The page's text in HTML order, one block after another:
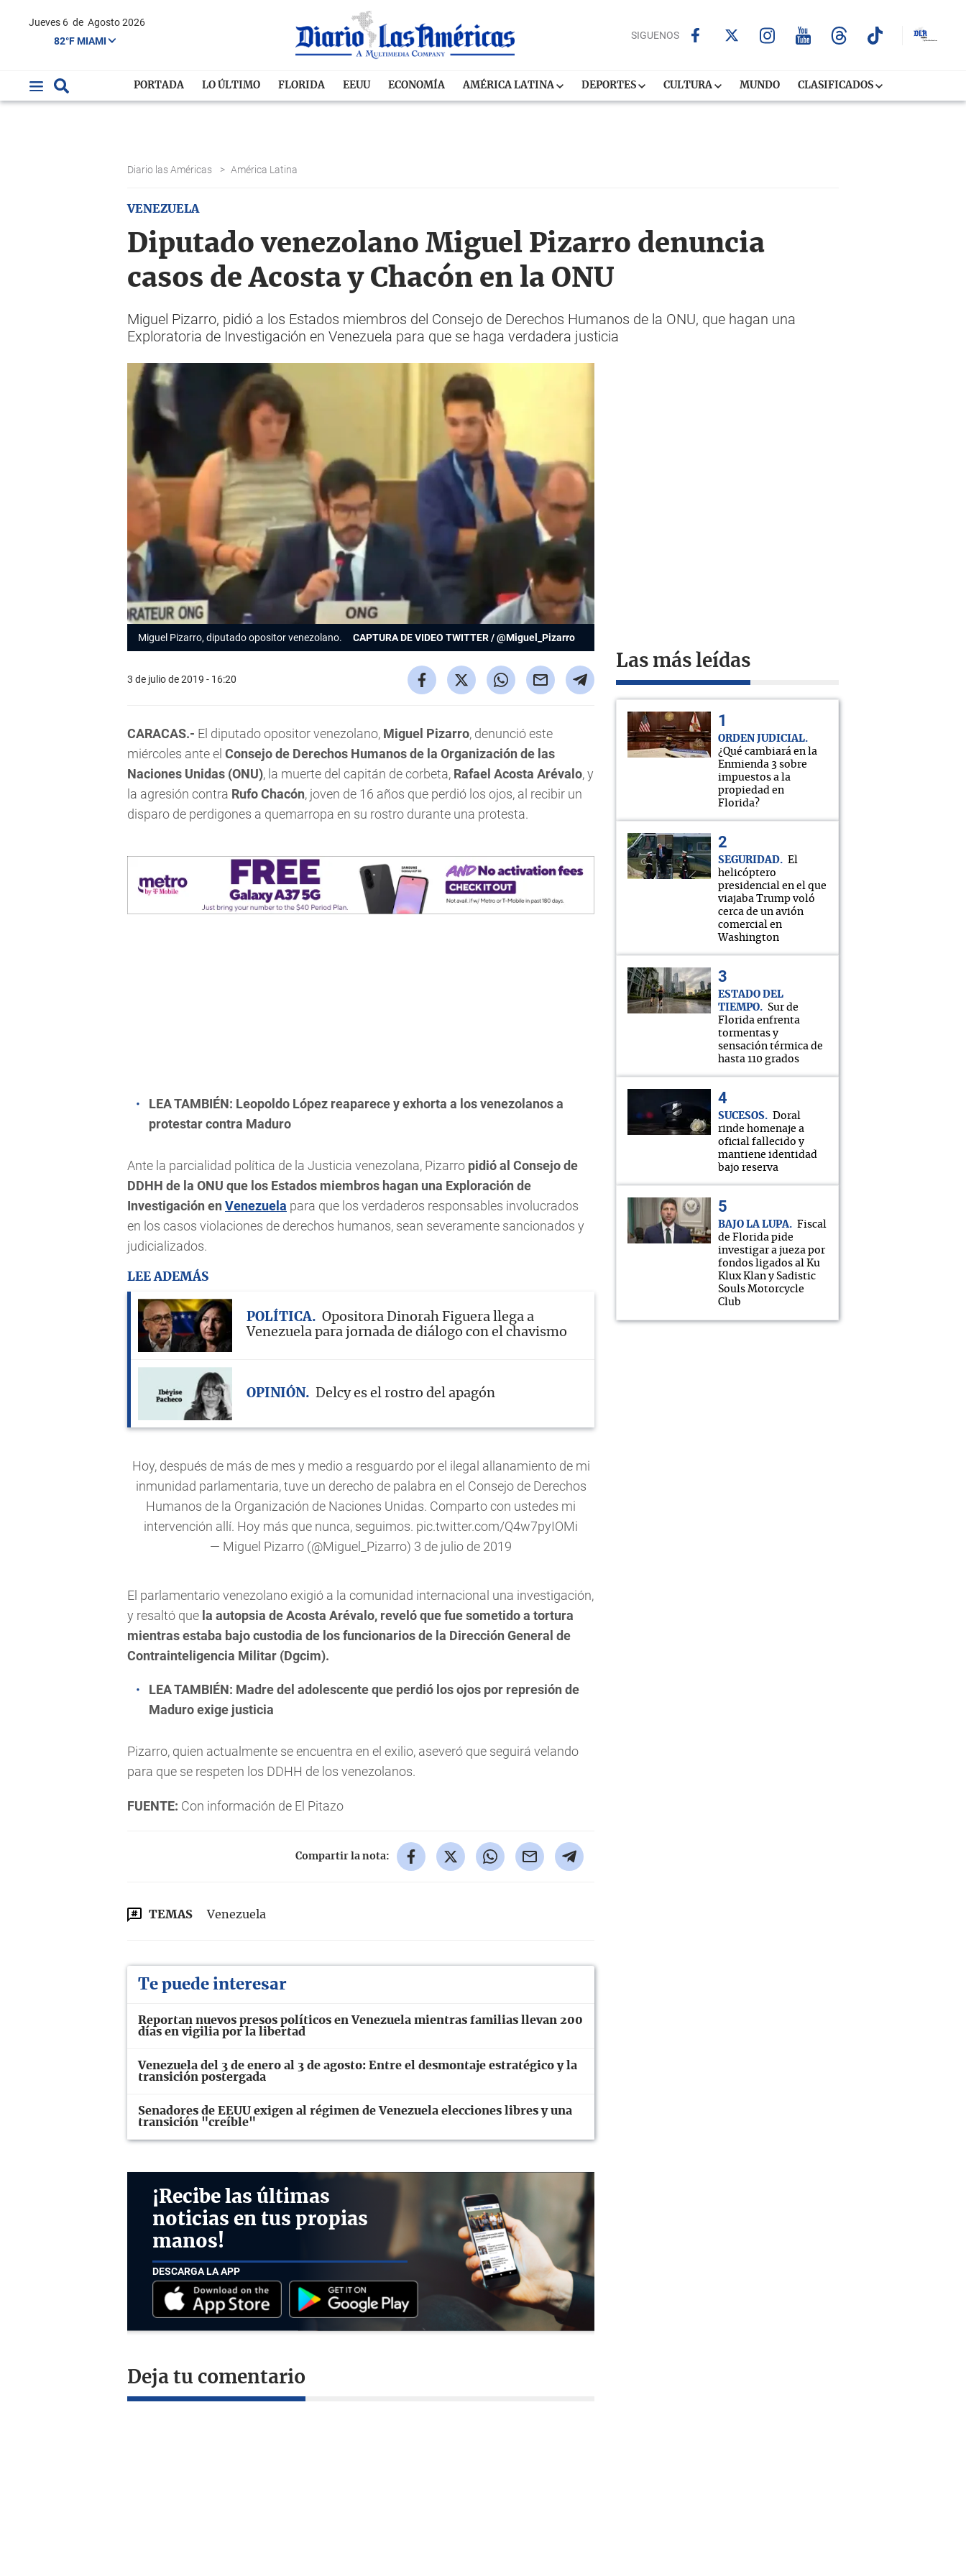
Jueves 6 de Agosto 2026
82°F MIAMI
SIGUENOS
PORTADA LO ÚLTIMO FLORIDA EEUU ECONOMÍA AMÉRICA LATINA DEPORTES CULTURA MUNDO CLASIFICADOS
Diario las Américas > América Latina
VENEZUELA
Diputado venezolano Miguel Pizarro denuncia
casos de Acosta y Chacón en la ONU
Miguel Pizarro, pidió a los Estados miembros del Consejo de Derechos Humanos de la ONU, que hagan una
Exploratoria de Investigación en Venezuela para que se haga verdadera justicia
Miguel Pizarro, diputado opositor venezolano. CAPTURA DE VIDEO TWITTER / @Miguel_Pizarro
3 de julio de 2019 - 16:20
CARACAS.- El diputado opositor venezolano, Miguel Pizarro, denunció este
miércoles ante el Consejo de Derechos Humanos de la Organización de las
Naciones Unidas (ONU), la muerte del capitán de corbeta, Rafael Acosta Arévalo, y
la agresión contra Rufo Chacón, joven de 16 años que perdió los ojos, al recibir un
disparo de perdigones a quemarropa en su rostro durante una protesta.
LEA TAMBIÉN: Leopoldo López reaparece y exhorta a los venezolanos a
protestar contra Maduro
Ante la parcialidad política de la Justicia venezolana, Pizarro pidió al Consejo de
DDHH de la ONU que los Estados miembros hagan una Exploración de
Investigación en Venezuela para que los verdaderos responsables involucrados
en los casos violaciones de derechos humanos, sean severamente sancionados y
judicializados.
LEE ADEMÁS
POLÍTICA
Opositora Dinorah Figuera llega a
Venezuela para jornada de diálogo con el chavismo
OPINIÓN Delcy es el rostro del apagón
Hoy, después de más de mes y medio a resguardo por el ilegal allanamiento de mi
inmunidad parlamentaria, tuve un derecho de palabra en el Consejo de Derechos
Humanos de la Organización de Naciones Unidas. Comparto con ustedes mi
intervención allí. Hoy más que nunca, seguimos. pic.twitter.com/Q4w7pyIOMi
— Miguel Pizarro (@Miguel_Pizarro) 3 de julio de 2019
El parlamentario venezolano exigió a la comunidad internacional una investigación,
y resaltó que la autopsia de Acosta Arévalo, reveló que fue sometido a tortura
mientras estaba bajo custodia de los funcionarios de la Dirección General de
Contrainteligencia Militar (Dgcim).
LEA TAMBIÉN: Madre del adolescente que perdió los ojos por represión de
Maduro exige justicia
Pizarro, quien actualmente se encuentra en el exilio, aseveró que seguirá velando
para que se respeten los DDHH de los venezolanos.
FUENTE: Con información de El Pitazo
Compartir la nota:
TEMAS Venezuela
Te puede interesar
Reportan nuevos presos políticos en Venezuela mientras familias llevan 200
días en vigilia por la libertad
Venezuela del 3 de enero al 3 de agosto: Entre el desmontaje estratégico y la
transición postergada
Senadores de EEUU exigen al régimen de Venezuela elecciones libres y una
transición "creíble"
¡Recibe las últimas
noticias en tus propias
manos!
DESCARGA LA APP
Deja tu comentario
Las más leídas
ORDEN JUDICIAL
¿Qué cambiará en la
Enmienda 3 sobre
impuestos a la
propiedad en
Florida?
SEGURIDAD
El
helicóptero
presidencial en el que
viajaba Trump voló
cerca de un avión
comercial en
Washington
ESTADO DEL
TIEMPO
Sur de
Florida enfrenta
tormentas y
sensación térmica de
hasta 110 grados
SUCESOS
Doral
rinde homenaje a
oficial fallecido y
mantiene identidad
bajo reserva
BAJO LA LUPA
Fiscal
de Florida pide
investigar a jueza por
fondos ligados al Ku
Klux Klan y Sadistic
Souls Motorcycle
Club